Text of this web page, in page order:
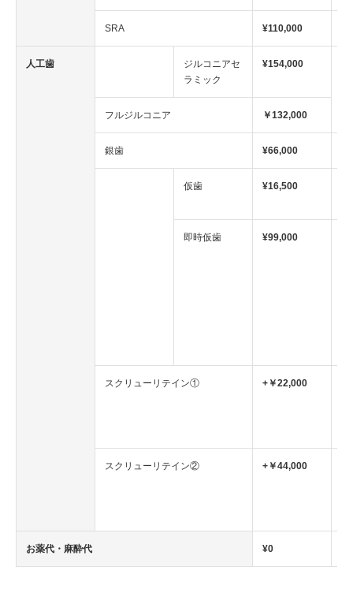
SRA ¥110,000
人工歯
ジルコニアセ
ラミック
¥154,000
フルジルコニア ￥132,000
銀歯 ¥66,000
仮歯 ¥16,500
即時仮歯 ¥99,000
スクリューリテイン① +￥22,000
スクリューリテイン② +￥44,000
お薬代・麻酔代 ¥0